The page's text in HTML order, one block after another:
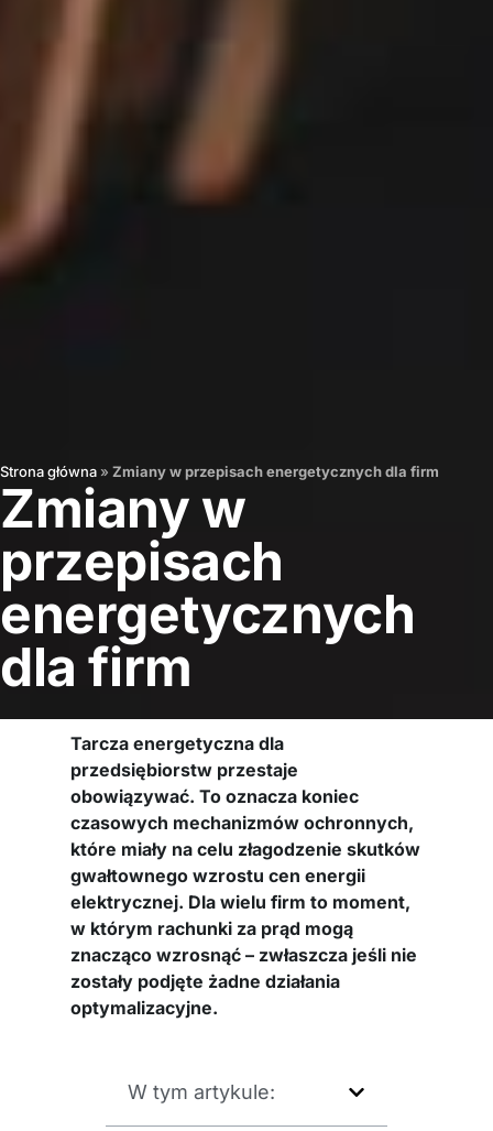
Strona główna » Zmiany w przepisach energetycznych dla firm
Zmiany w
przepisach
energetycznych
dla firm
Tarcza energetyczna dla
przedsiębiorstw przestaje
obowiązywać. To oznacza koniec
czasowych mechanizmów ochronnych,
które miały na celu złagodzenie skutków
gwałtownego wzrostu cen energii
elektrycznej. Dla wielu firm to moment,
w którym rachunki za prąd mogą
znacząco wzrosnąć – zwłaszcza jeśli nie
zostały podjęte żadne działania
optymalizacyjne.
W tym artykule: